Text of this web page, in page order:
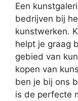
Een
bedrijven bij
kunstwerken.
helpt je graag
gebied van
kopen van
ben je bij ons
is de perfecte